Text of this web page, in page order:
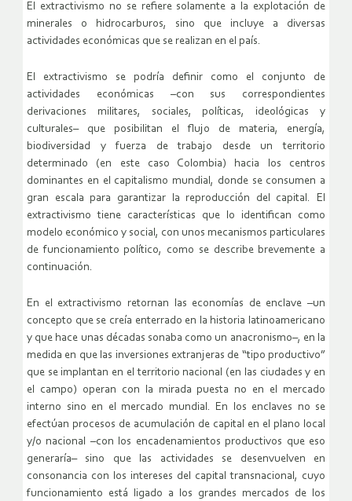
El extractivismo no se refiere solamente a la explotación de
minerales o hidrocarburos, sino que incluye a diversas
actividades económicas que se realizan en el país.
El extractivismo se podría definir como el conjunto de
actividades económicas –con sus correspondientes
derivaciones militares, sociales, políticas, ideológicas y
culturales– que posibilitan el flujo de materia, energía,
biodiversidad y fuerza de trabajo desde un territorio
determinado (en este caso Colombia) hacia los centros
dominantes en el capitalismo mundial, donde se consumen a
gran escala para garantizar la reproducción del capital. El
extractivismo tiene características que lo identifican como
modelo económico y social, con unos mecanismos particulares
de funcionamiento político, como se describe brevemente a
continuación.
En el extractivismo retornan las economías de enclave –un
concepto que se creía enterrado en la historia latinoamericano
y que hace unas décadas sonaba como un anacronismo–, en la
medida en que las inversiones extranjeras de “tipo productivo”
que se implantan en el territorio nacional (en las ciudades y en
el campo) operan con la mirada puesta no en el mercado
interno sino en el mercado mundial. En los enclaves no se
efectúan procesos de acumulación de capital en el plano local
y/o nacional –con los encadenamientos productivos que eso
generaría– sino que las actividades se desenvuelven en
consonancia con los intereses del capital transnacional, cuyo
funcionamiento está ligado a los grandes mercados de los